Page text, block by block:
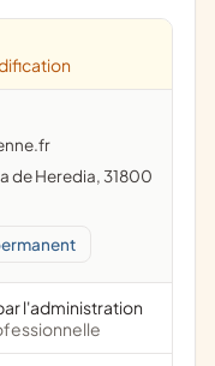
l'administration